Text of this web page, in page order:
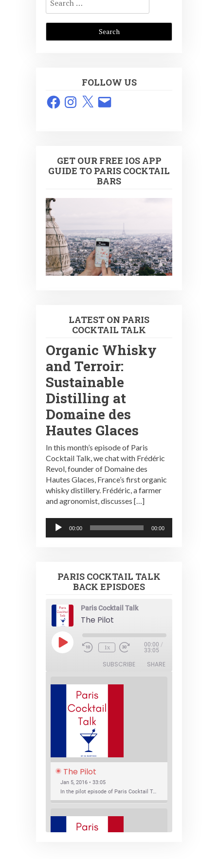
for:
FOLLOW US
FacebookInstagram
X Email
GET OUR FREE IOS APP
GUIDE TO PARIS COCKTAIL
BARS
LATEST ON PARIS
COCKTAIL TALK
Organic Whisky
and Terroir:
Sustainable
Distilling at
Domaine des
Hautes Glaces
In this month’s episode of Paris
Cocktail Talk, we chat with Frédéric
Revol, founder of Domaine des
Hautes Glaces, France’s first organic
whisky distillery. Frédéric, a farmer
and agronomist, discusses […]
Audio
Player
00:00 00:00
PARIS COCKTAIL TALK
BACK EPISDOES
Paris Cocktail Talk
The Pilot
Play
Episode 1x 00:00 /
33:05
SUBSCRIBE SHARE
The Pilot
Jan 5, 2016 • 33:05
In the pilot episode of Paris Cocktail Talk we talk about cocktail trends and favorite Paris bars with local bartenders Thierry Daniel, Josh Fontaine, and Thibaut Neuman.